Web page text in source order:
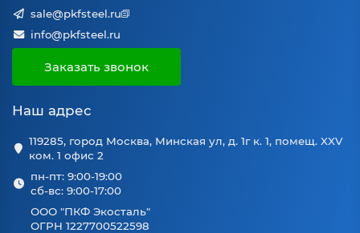
sale@pkfsteel.ru
info@pkfsteel.ru
Заказать звонок
Наш адрес
119285, город Москва, Минская ул, д. 1г к. 1, помещ. XXV
ком. 1 офис 2
пн-пт: 9:00-19:00
сб-вс: 9:00-17:00
ООО "ПКФ Экосталь"
ОГРН 1227700522598